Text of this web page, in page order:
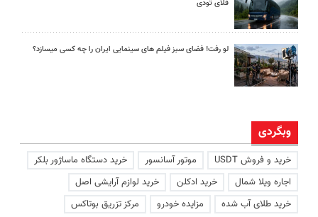
فلای تودی
لو رفت! فضای سبز فیلم های سینمایی ایران را چه کسی میسازد؟
وبگردی
خرید و فروش USDT موتور آسانسور
خرید دستگاه ماساژور بلکر
اجاره ویلا شمال
خرید ادکلن
خرید لوازم آرایشی اصل
خرید طلای آب شده
مزایده خودرو
مرکز تزریق بوتاکس